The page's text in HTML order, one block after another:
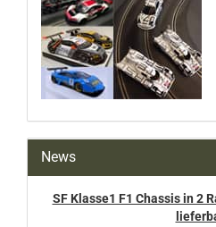
News
SF Klasse1 F1 Chassis in 2